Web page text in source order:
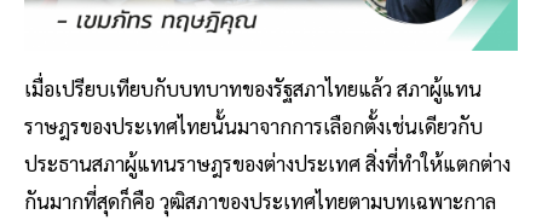
เมื่อเปรียบเทียบกับบทบาทของรัฐสภาไทยแล้ว สภาผู้แทน
ราษฎรของประเทศไทยนั้นมาจากการเลือกตั้งเช่นเดียวกับ
ประธานสภาผู้แทนราษฎรของต่างประเทศ สิ่งที่ทำให้แตกต่าง
กันมากที่สุดก็คือ วุฒิสภาของประเทศไทยตามบทเฉพาะกาล